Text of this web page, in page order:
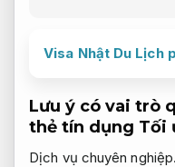
Visa Nhật Du Lịch
Lưu ý có vai trò
thẻ tín dụng Tối
Dịch vụ chuyên nghiệp.